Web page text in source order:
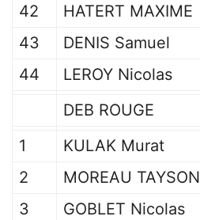
42
HATERT MAXIME
43
DENIS Samuel
44
LEROY Nicolas
DEB ROUGE
1
KULAK Murat
2
MOREAU TAYSON
3
GOBLET Nicolas